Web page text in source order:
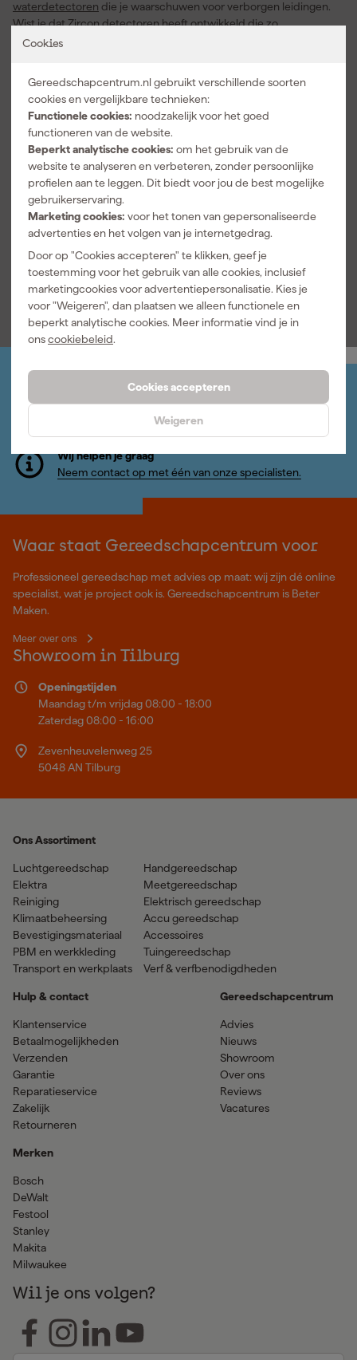
Cookies
Gereedschapcentrum.nl gebruikt verschillende soorten
cookies en vergelijkbare technieken:
Functionele cookies: noodzakelijk voor het goed
functioneren van de website.
Beperkt analytische cookies: om het gebruik van de
website te analyseren en verbeteren, zonder persoonlijke
profielen aan te leggen. Dit biedt voor jou de best mogelijke
gebruikerservaring.
Marketing cookies: voor het tonen van gepersonaliseerde
advertenties en het volgen van je internetgedrag.
Door op "Cookies accepteren" te klikken, geef je
toestemming voor het gebruik van alle cookies, inclusief
marketingcookies voor advertentiepersonalisatie. Kies je
voor "Weigeren", dan plaatsen we alleen functionele en
beperkt analytische cookies. Meer informatie vind je in
onscookiebeleid.
Cookies accepteren
Weigeren
waterdetectoren die je waarschuwen voor verborgen leidingen.
Wist je dat Zircon detectoren heeft ontwikkeld die zo
geavanceerd zijn dat ze specifieke materialen kunnen
aan je zijde verandert elk zoekavontuur in een succesverhaal.
Zircon kopen? Gereedschapcentrum
staat voor je klaar
Waarom je Zircon gereedschap bij Gereedschapcentrum zou
kopen? Nou, waarom niet? Met onze snelle levering en gigantisch
assortiment heb je jouw Zircon detector sneller in huis dan je "waar
is de leiding?" kunt zeggen. En laten we het niet eens hebben over
onze scherpe prijzen en top service. Bij ons vind je niet alleen wat
je zoekt, maar krijg je ook de ondersteuning die je verdient. Of je
nu een waterleiding probeert te ontwijken of een verdwaalde
spijker zoekt, Zircon en Gereedschapcentrum hebben je rug. Laat
die klus maar komen!
Log-in en beheer je bestellingen en gegevens
Inschrijven wekelijkse nieuwsbrief
Wij helpen je graag
Neem contact op met één van onze specialisten.
Waar staat Gereedschapcentrum voor
Professioneel gereedschap met advies op maat: wij zijn dé online
specialist, wat je project ook is. Gereedschapcentrum is Beter
Maken.
Meer over ons
Showroom in Tilburg
Openingstijden
Maandag t/m vrijdag 08:00 - 18:00
Zaterdag 08:00 - 16:00
Zevenheuvelenweg 25
5048 AN Tilburg
Ons Assortiment
Luchtgereedschap
Elektra
Reiniging
Klimaatbeheersing
Bevestigingsmateriaal
PBM en werkkleding
Transport en werkplaats
Handgereedschap
Meetgereedschap
Elektrisch gereedschap
Accu gereedschap
Accessoires
Tuingereedschap
Verf & verfbenodigdheden
Hulp & contact
Klantenservice
Betaalmogelijkheden
Verzenden
Garantie
Reparatieservice
Zakelijk
Retourneren
Merken
Bosch
DeWalt
Festool
Stanley
Makita
Milwaukee
Gereedschapcentrum
Advies
Nieuws
Showroom
Over ons
Reviews
Vacatures
Wil je ons volgen?